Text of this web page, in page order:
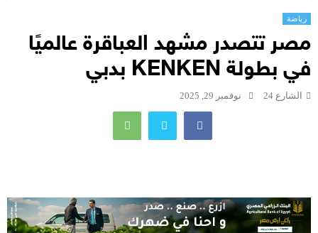
رياضة
مصر تتصدر مشهد العباقرة عالميًا
في بطولة KENKEN بدبي
الشارع 24 نوفمبر 29, 2025